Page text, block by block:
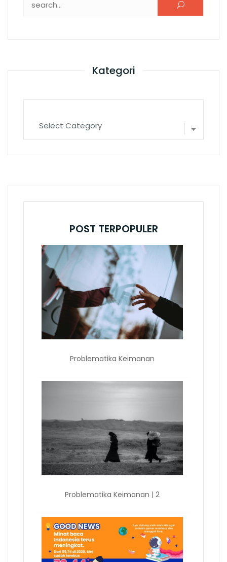
Kategori
POST TERPOPULER
Problematika Keimanan
Problematika Keimanan | 2